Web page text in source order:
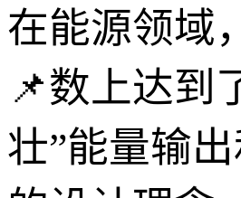
在能源领域
📌数上达到
壮”能量输